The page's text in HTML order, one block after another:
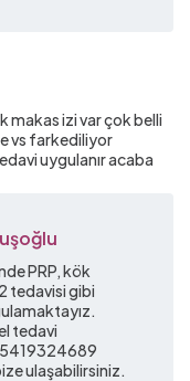
makas izi var çok belli
vs farkediliyor
uygulanır acaba
PRP, kök
tedavisi gibi
tedavi
ulaşabilirsiniz.